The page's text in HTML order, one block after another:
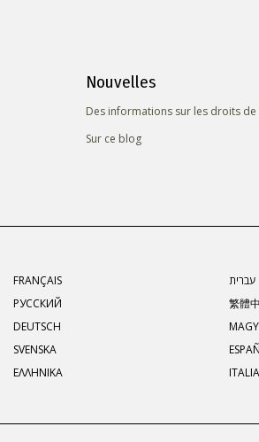
Nouvelles
Des informations sur les droits de
Sur ce blog
FRANÇAIS
עברית
РУССКИЙ
繁體
DEUTSCH
SVENSKA
ΕΛΛΗΝΙΚA